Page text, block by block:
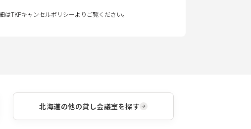
TKPキャンセルポリシーよりご覧ください。
北海道の他の貸し会議室を探す